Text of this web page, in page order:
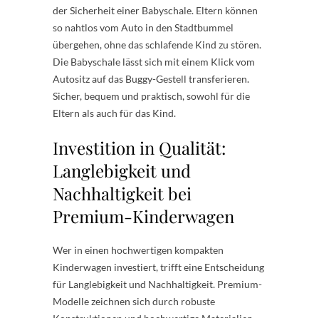
der Sicherheit einer Babyschale. Eltern können
so nahtlos vom Auto in den Stadtbummel
übergehen, ohne das schlafende Kind zu stören.
Die Babyschale lässt sich mit einem Klick vom
Autositz auf das Buggy-Gestell transferieren.
Sicher, bequem und praktisch, sowohl für die
Eltern als auch für das Kind.
Investition in Qualität:
Langlebigkeit und
Nachhaltigkeit bei
Premium-Kinderwagen
Wer in einen hochwertigen kompakten
Kinderwagen investiert, trifft eine Entscheidung
für Langlebigkeit und Nachhaltigkeit. Premium-
Modelle zeichnen sich durch robuste